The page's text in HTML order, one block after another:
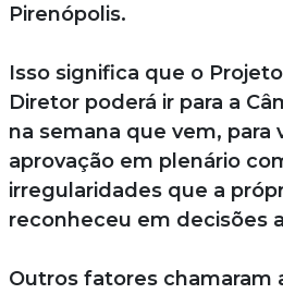
Pirenópolis.
Isso significa que o
Diretor poderá ir para a
na semana que vem, para
aprovação em plenário
irregularidades que a
reconheceu em decisões
Outros fatores chamaram